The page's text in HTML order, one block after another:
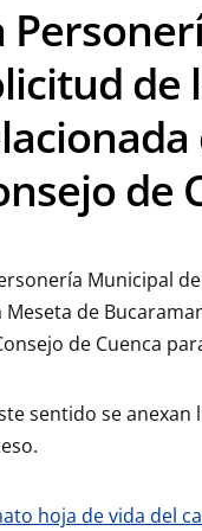
de
de
Municipal
Meseta de
de Cuenca
sentido se
hoja de vida del